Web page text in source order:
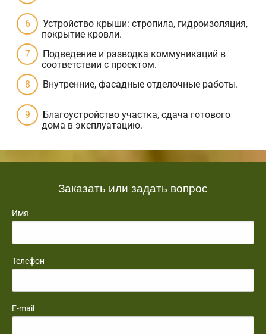
Устройство крыши: стропила, гидроизоляция,
покрытие кровли.
Подведение и разводка коммуникаций в
соответствии с проектом.
Внутренние, фасадные отделочные работы.
Благоустройство участка, сдача готового
дома в эксплуатацию.
Заказать или задать вопрос
Имя
Телефон
E-mail